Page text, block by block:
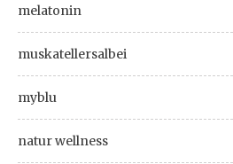
melatonin
muskatellersalbei
myblu
natur wellness